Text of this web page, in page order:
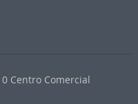
Centro Comercial